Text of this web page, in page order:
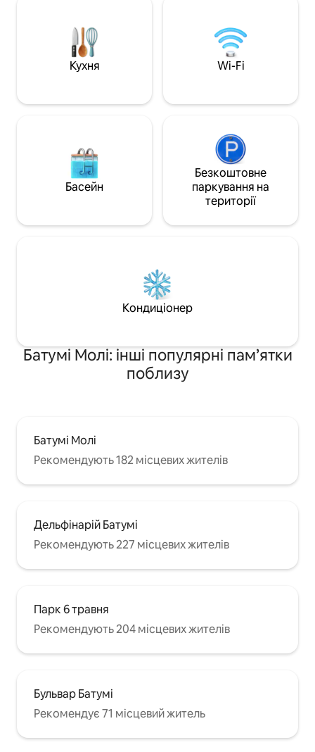
басейн, спортзал, ресторан і спа-
центр. (За проживання в готелі
стягується додаткова плата) Carrefour
знаходиться в одній хвилині ходьби, а
ходьби.До вражаючого музичного
також є нещодавно відкрите казино
мільярдерів з різноманітними
розважальними та дозвілльовими
метушливого міста, і всього за одну
послуги дворецького, щоб ви чудово
провели відпустку в Батумі!
підходить для
затишне
перебування.
обладнане:
Кухня Wi-Fi
Басейн
Безкоштовне
паркування на
території
Кондиціонер
Батумі Молі: інші популярні пам’ятки
поблизу
Батумі Молі
Рекомендують 182 місцевих жителів
Дельфінарій Батумі
Рекомендують 227 місцевих жителів
Парк 6 травня
Рекомендують 204 місцевих жителів
Бульвар Батумі
Рекомендує 71 місцевий житель